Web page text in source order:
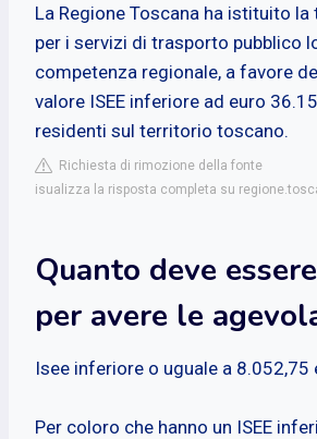
La Regione Toscana ha istituito
per i servizi di trasporto pubblico
competenza regionale, a favore
valore ISEE inferiore ad euro
residenti sul territorio toscano.
Richiesta di rimozione della fonte
isualizza la risposta completa su
Quanto deve
per avere le
Isee inferiore o uguale a 8.052,75
Per coloro che hanno un ISEE